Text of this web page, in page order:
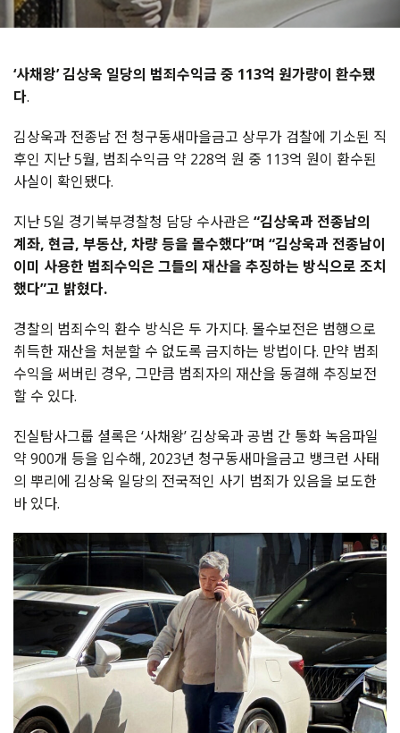
‘사채왕’ 김상욱 일당의 범죄수익금 중 113억 원가량이 환수됐
다.
김상욱과 전종남 전 청구동새마을금고 상무가 검찰에 기소된 직
후인 지난 5월, 범죄수익금 약 228억 원 중 113억 원이 환수된
사실이 확인됐다.
지난 5일 경기북부경찰청 담당 수사관은 “김상욱과 전종남의
계좌, 현금, 부동산, 차량 등을 몰수했다”며 “김상욱과 전종남이
이미 사용한 범죄수익은 그들의 재산을 추징하는 방식으로 조치
했다”고 밝혔다.
경찰의 범죄수익 환수 방식은 두 가지다. 몰수보전은 범행으로
취득한 재산을 처분할 수 없도록 금지하는 방법이다. 만약 범죄
수익을 써버린 경우, 그만큼 범죄자의 재산을 동결해 추징보전
할 수 있다.
진실탐사그룹 셜록은 ‘사채왕’ 김상욱과 공범 간 통화 녹음파일
약 900개 등을 입수해, 2023년 청구동새마을금고 뱅크런 사태
의 뿌리에 김상욱 일당의 전국적인 사기 범죄가 있음을 보도한
바 있다.